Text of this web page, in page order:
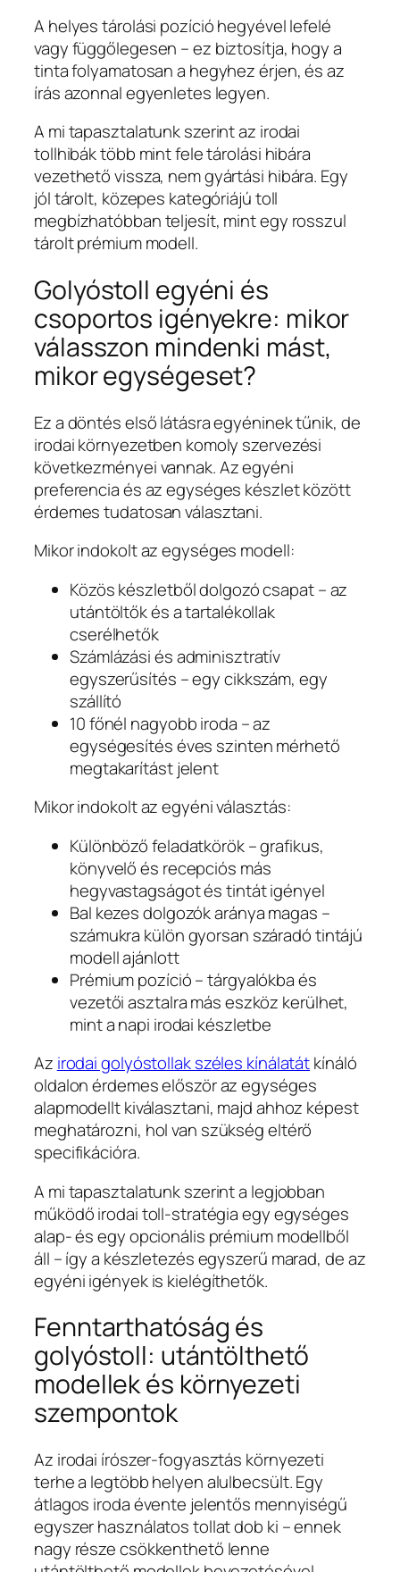
A helyes tárolási pozíció hegyével lefelé
vagy függőlegesen – ez biztosítja, hogy a
tinta folyamatosan a hegyhez érjen, és az
írás azonnal egyenletes legyen.
A mi tapasztalatunk szerint az irodai
tollhibák több mint fele tárolási hibára
vezethető vissza, nem gyártási hibára. Egy
jól tárolt, közepes kategóriájú toll
megbízhatóbban teljesít, mint egy rosszul
tárolt prémium modell.
Golyóstoll egyéni és
csoportos igényekre: mikor
válasszon mindenki mást,
mikor egységeset?
Ez a döntés első látásra egyéninek tűnik, de
irodai környezetben komoly szervezési
következményei vannak. Az egyéni
preferencia és az egységes készlet között
érdemes tudatosan választani.
Mikor indokolt az egységes modell:
Közös készletből dolgozó csapat – az
utántöltők és a tartalékollak
cserélhetők
Számlázási és adminisztratív
egyszerűsítés – egy cikkszám, egy
szállító
10 főnél nagyobb iroda – az
egységesítés éves szinten mérhető
megtakarítást jelent
Mikor indokolt az egyéni választás:
Különböző feladatkörök – grafikus,
könyvelő és recepciós más
hegyvastagságot és tintát igényel
Bal kezes dolgozók aránya magas –
számukra külön gyorsan száradó tintájú
modell ajánlott
Prémium pozíció – tárgyalókba és
vezetői asztalra más eszköz kerülhet,
mint a napi irodai készletbe
Az irodai golyóstollak széles kínálatátkínáló
oldalon érdemes először az egységes
alapmodellt kiválasztani, majd ahhoz képest
meghatározni, hol van szükség eltérő
specifikációra.
A mi tapasztalatunk szerint a legjobban
működő irodai toll-stratégia egy egységes
alap- és egy opcionális prémium modellből
áll – így a készletezés egyszerű marad, de az
egyéni igények is kielégíthetők.
Fenntarthatóság és
golyóstoll: utántölthető
modellek és környezeti
szempontok
Az irodai írószer-fogyasztás környezeti
terhe a legtöbb helyen alulbecsült. Egy
átlagos iroda évente jelentős mennyiségű
egyszer használatos tollat dob ki – ennek
nagy része csökkenthető lenne